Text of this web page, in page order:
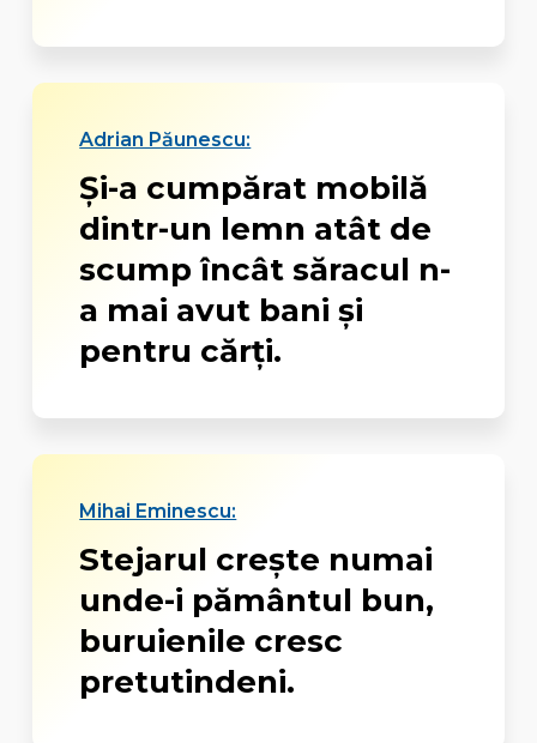
Adrian Păunescu:
Şi-a cumpărat mobilă
dintr-un lemn atât de
scump încât săracul n-
a mai avut bani şi
pentru cărţi.
Mihai Eminescu:
Stejarul crește numai
unde-i pământul bun,
buruienile cresc
pretutindeni.